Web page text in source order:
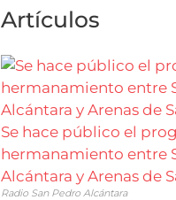
Artículos
Se hace público el
hermanamiento entre
Alcántara y Arenas de
Radio San Pedro Alcántara